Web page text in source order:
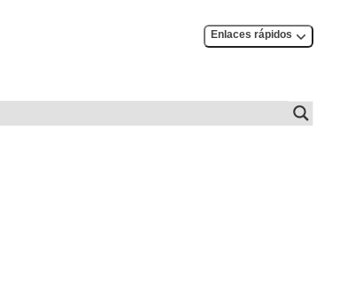
Enlaces rápidos